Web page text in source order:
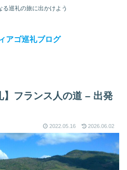
る巡礼の旅に出かけよう
アゴ巡礼ブログ
】フランス人の道 – 出発
2022.05.16 2026.06.02